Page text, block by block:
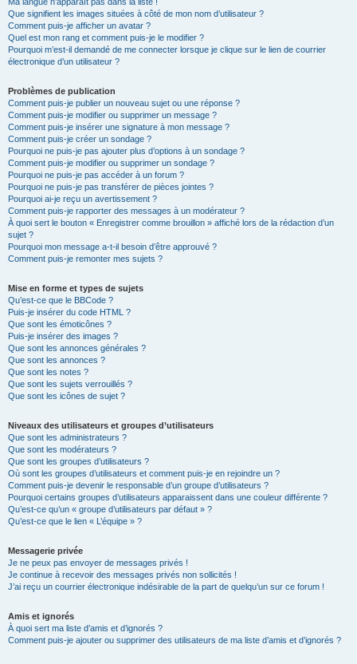
Que signifient les images situées à côté de mon nom d’utilisateur ?
Comment puis-je afficher un avatar ?
Quel est mon rang et comment puis-je le modifier ?
Pourquoi m’est-il demandé de me connecter lorsque je clique sur le lien de courrier
électronique d’un utilisateur ?
Problèmes de publication
Comment puis-je publier un nouveau sujet ou une réponse ?
Comment puis-je modifier ou supprimer un message ?
Comment puis-je insérer une signature à mon message ?
Comment puis-je créer un sondage ?
Pourquoi ne puis-je pas ajouter plus d’options à un sondage ?
Comment puis-je modifier ou supprimer un sondage ?
Pourquoi ne puis-je pas accéder à un forum ?
Pourquoi ne puis-je pas transférer de pièces jointes ?
Pourquoi ai-je reçu un avertissement ?
Comment puis-je rapporter des messages à un modérateur ?
À quoi sert le bouton « Enregistrer comme brouillon » affiché lors de la rédaction d’un
sujet ?
Pourquoi mon message a-t-il besoin d’être approuvé ?
Comment puis-je remonter mes sujets ?
Mise en forme et types de sujets
Qu’est-ce que le BBCode ?
Puis-je insérer du code HTML ?
Que sont les émoticônes ?
Puis-je insérer des images ?
Que sont les annonces générales ?
Que sont les annonces ?
Que sont les notes ?
Que sont les sujets verrouillés ?
Que sont les icônes de sujet ?
Niveaux des utilisateurs et groupes d’utilisateurs
Que sont les administrateurs ?
Que sont les modérateurs ?
Que sont les groupes d’utilisateurs ?
Où sont les groupes d’utilisateurs et comment puis-je en rejoindre un ?
Comment puis-je devenir le responsable d’un groupe d’utilisateurs ?
Pourquoi certains groupes d’utilisateurs apparaissent dans une couleur différente ?
Qu’est-ce qu’un « groupe d’utilisateurs par défaut » ?
Qu’est-ce que le lien « L’équipe » ?
Messagerie privée
Je ne peux pas envoyer de messages privés !
Je continue à recevoir des messages privés non sollicités !
J’ai reçu un courrier électronique indésirable de la part de quelqu’un sur ce forum !
Amis et ignorés
À quoi sert ma liste d’amis et d’ignorés ?
Comment puis-je ajouter ou supprimer des utilisateurs de ma liste d’amis et d’ignorés ?